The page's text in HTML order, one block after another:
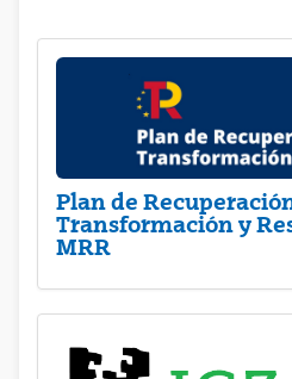
Plan de
Transformación y
MRR